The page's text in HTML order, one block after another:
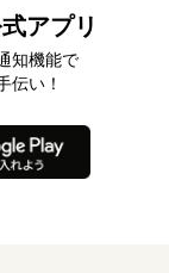
アプリ
知機能で
伝い！